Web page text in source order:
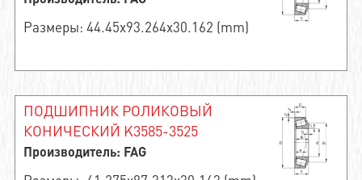
Размеры: 44.45x93.264x30.162 (mm)
ПОДШИПНИК РОЛИКОВЫЙ
КОНИЧЕСКИЙ K3585-3525
Производитель: FAG